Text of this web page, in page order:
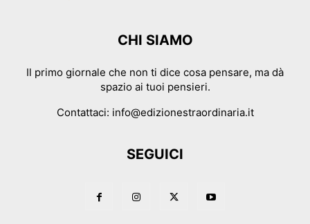
CHI SIAMO
Il primo giornale che non ti dice cosa pensare, ma dà
spazio ai tuoi pensieri.
Contattaci: info@edizionestraordinaria.it
SEGUICI